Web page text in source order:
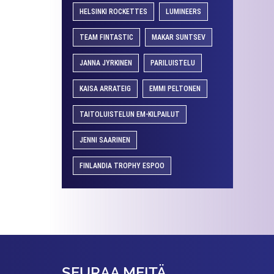
HELSINKI ROCKETTES LUMINEERS
TEAM FINTASTIC MAKAR SUNTSEV
JANNA JYRKINEN PARILUISTELU
KAISA ARRATEIG EMMI PELTONEN
TAITOLUISTELUN EM-KILPAILUT
JENNI SAARINEN
FINLANDIA TROPHY ESPOO